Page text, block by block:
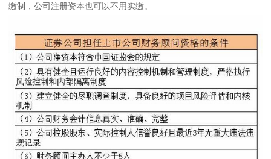
缴制，公司注册资本也可以不用实缴。